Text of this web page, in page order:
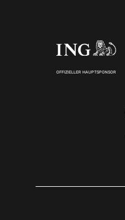
OFFIZIELLER HAUPTSPONSOR